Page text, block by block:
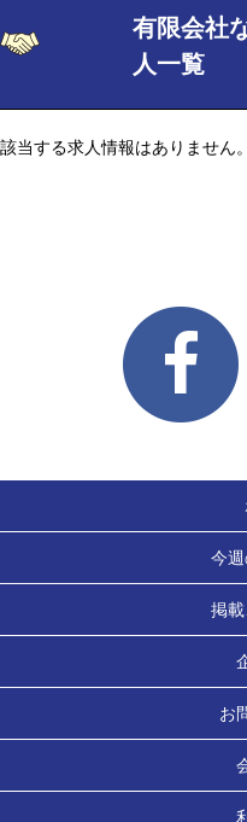
有限会社
人一覧
該当する求人情報はありません。
今
掲
お